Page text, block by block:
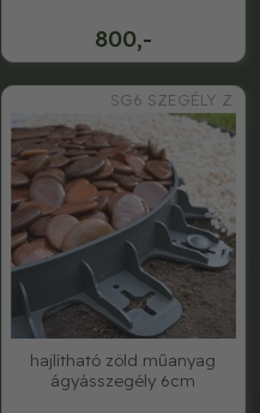
800,-
SG6 SZEGÉLY Z
hajlítható zöld műanyag
ágyásszegély 6cm